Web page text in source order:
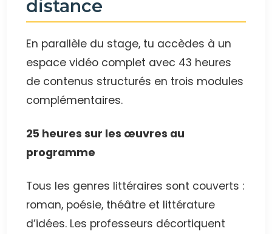
distance
En parallèle du stage, tu accèdes à un
espace vidéo complet avec 43 heures
de contenus structurés en trois modules
complémentaires.
25 heures sur les œuvres au
programme
Tous les genres littéraires sont couverts :
roman, poésie, théâtre et littérature
d’idées. Les professeurs décortiquent